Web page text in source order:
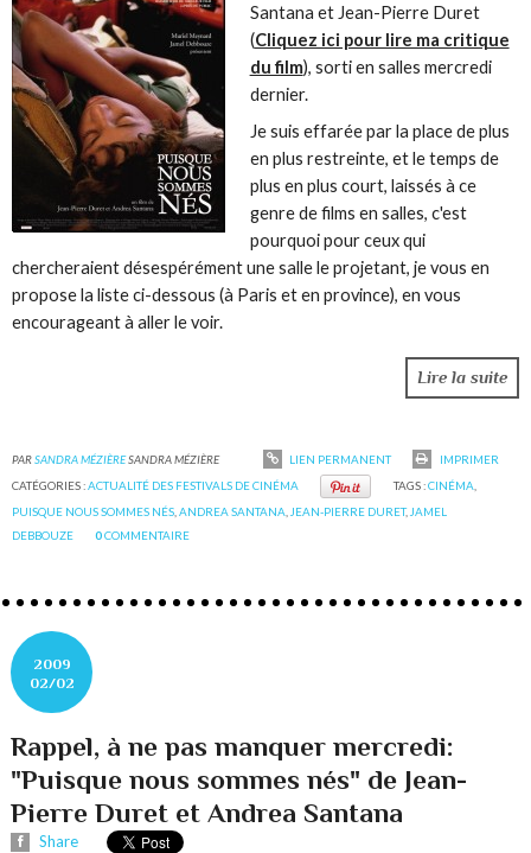
Santana et Jean-Pierre Duret
(Cliquez ici pour lire ma critique
du film), sorti en salles mercredi
dernier.
Je suis effarée par la place de plus
en plus restreinte, et le temps de
plus en plus court, laissés à ce
genre de films en salles, c'est
pourquoi pour ceux qui
chercheraient désespérément une salle le projetant, je vous en
propose la liste ci-dessous (à Paris et en province), en vous
encourageant à aller le voir.
Lire la suite
PARSANDRA MÉZIÈRESANDRA MÉZIÈRE LIEN PERMANENT
IMPRIMER
CATÉGORIES :ACTUALITÉ DES FESTIVALS DE CINÉMA TAGS :CINÉMA
PUISQUE NOUS SOMMES NÉS ,ANDREA SANTANA JEAN-PIERRE DURET, JAMEL
DEBBOUZE
0COMMENTAIRE
2009
02/02
Rappel, à ne pas manquer mercredi:
"Puisque nous sommes nés" de Jean-
Pierre Duret et Andrea Santana
Share